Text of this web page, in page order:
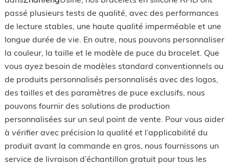
passé plusieurs tests de qualité, avec des performances
de lecture stables, une haute qualité imperméable et une
longue durée de vie. En outre, nous pouvons personnaliser
la couleur, la taille et le modèle de puce du bracelet. Que
vous ayez besoin de modèles standard conventionnels ou
de produits personnalisés personnalisés avec des logos,
des tailles et des paramètres de puce exclusifs, nous
pouvons fournir des solutions de production
personnalisées sur un seul point de vente. Pour vous aider
à vérifier avec précision la qualité et l’applicabilité du
produit avant la commande en gros, nous fournissons un
service de livraison d’échantillon gratuit pour tous les